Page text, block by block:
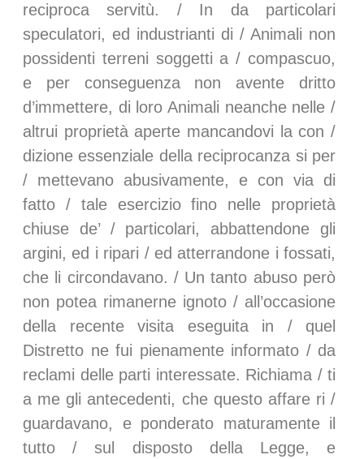
reciproca servitù. / In da particolari
speculatori, ed industrianti di / Animali non
possidenti terreni soggetti a / compascuo,
e per conseguenza non avente dritto
d’immettere, di loro Animali neanche nelle /
altrui proprietà aperte mancandovi la con /
dizione essenziale della reciprocanza si per
/ mettevano abusivamente, e con via di
fatto / tale esercizio fino nelle proprietà
chiuse de’ / particolari, abbattendone gli
argini, ed i ripari / ed atterrandone i fossati,
che li circondavano. / Un tanto abuso però
non potea rimanerne ignoto / all’occasione
della recente visita eseguita in / quel
Distretto ne fui pienamente informato / da
reclami delle parti interessate. Richiama / ti
a me gli antecedenti, che questo affare ri /
guardavano, e ponderato maturamente il
tutto / sul disposto della Legge, e